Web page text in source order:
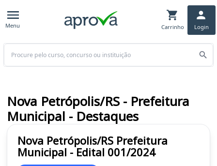
Menu Carrinho Login
Buscar
Nova Petrópolis/RS Prefeitura
Municipal - Edital 001/2024
Nova Petrópolis/RS - Prefeitura
Municipal - Destaques